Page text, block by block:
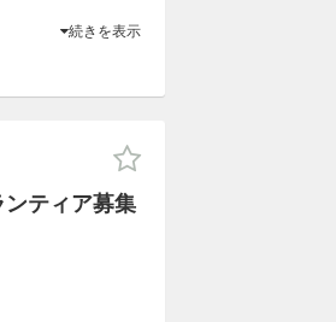
続きを表示
ンティア募集